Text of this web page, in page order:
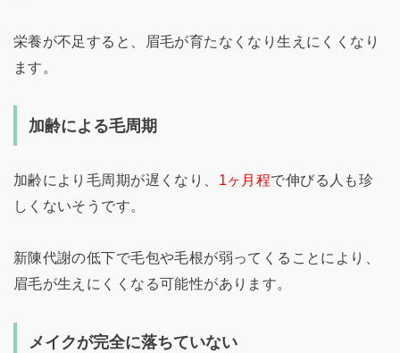
栄養が不足すると、眉毛が育たなくなり生えにくくなり
ます。
加齢による毛周期
加齢により毛周期が遅くなり、 1ヶ月程で伸びる人も珍
しくないそうです。
新陳代謝の低下で毛包や毛根が弱ってくることにより、
眉毛が生えにくくなる可能性があります。
メイクが完全に落ちていない